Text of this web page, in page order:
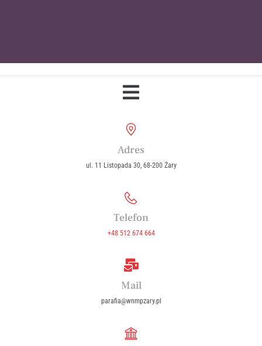
Adres
ul. 11 Listopada 30, 68-200 Żary
Telefon
+48 512 674 664
Mail
parafia@wnmpzary.pl